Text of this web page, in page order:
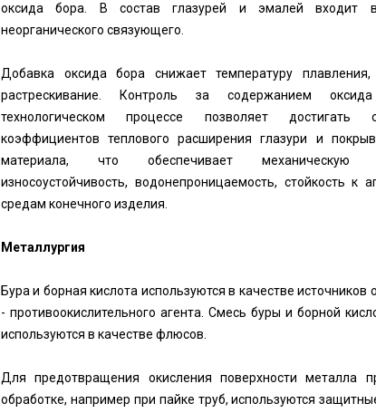
оксида бора. В состав глазурей и эмалей входит в
неорганического связующего.
Добавка оксида бора снижает температуру плавления,
растрескивание. Контроль за содержанием
технологическом процессе позволяет достигать
коэффициентов теплового расширения глазури и
материала, что обеспечивает механическую
износоустойчивость, водонепроницаемость, стойкость к
средам конечного изделия.
Металлургия
Бура и борная кислота используются в качестве источников
- противоокислительного агента. Смесь буры и борной
используются в качестве флюсов.
Для предотвращения окисления поверхности металла
обработке, например при пайке труб, используются